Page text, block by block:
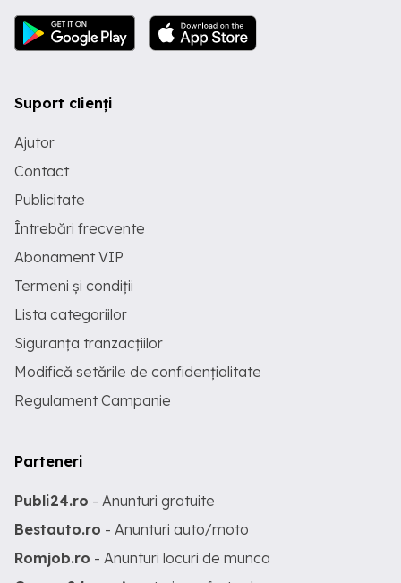
Suport clienți
Ajutor
Contact
Publicitate
Întrebări frecvente
Abonament VIP
Termeni și condiții
Lista categoriilor
Siguranța tranzacțiilor
Modifică setările de confidențialitate
Regulament Campanie
Parteneri
Publi24.ro - Anunturi gratuite
Bestauto.ro - Anunturi auto/moto
Romjob.ro - Anunturi locuri de munca